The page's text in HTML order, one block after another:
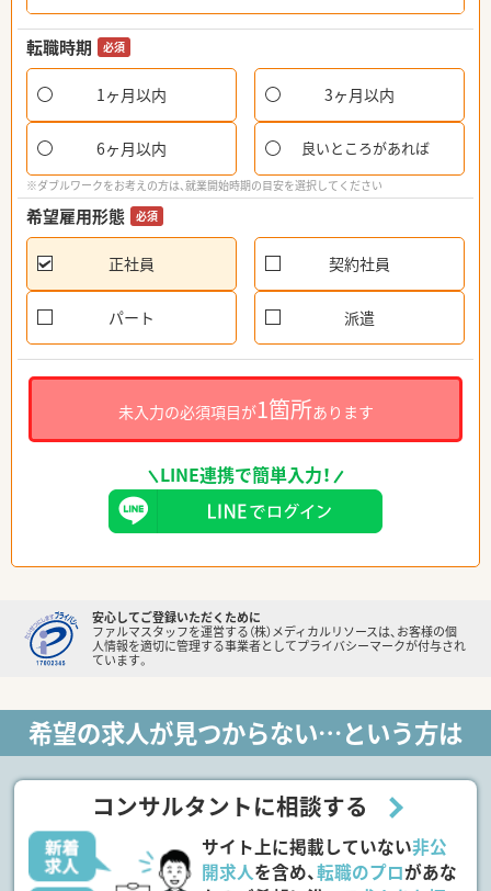
転職時期 必須
1ヶ月以内 3ヶ月以内
6ヶ月以内 良いところがあれば
※ダブルワークをお考えの方は、就業開始時期の目安を選択してください
希望雇用形態 必須
正社員 契約社員
パート 派遣
未入力の必須項目が1箇所あります
LINE連携で簡単入力！
安心してご登録いただくために
ファルマスタッフを運営する（株）メディカルリソースは、お客様の個
人情報を適切に管理する事業者としてプライバシーマークが付与され
ています。
希望の求人が見つからない…という方は
コンサルタントに相談する
サイト上に掲載していない非公
開求人を含め、転職のプロがあな